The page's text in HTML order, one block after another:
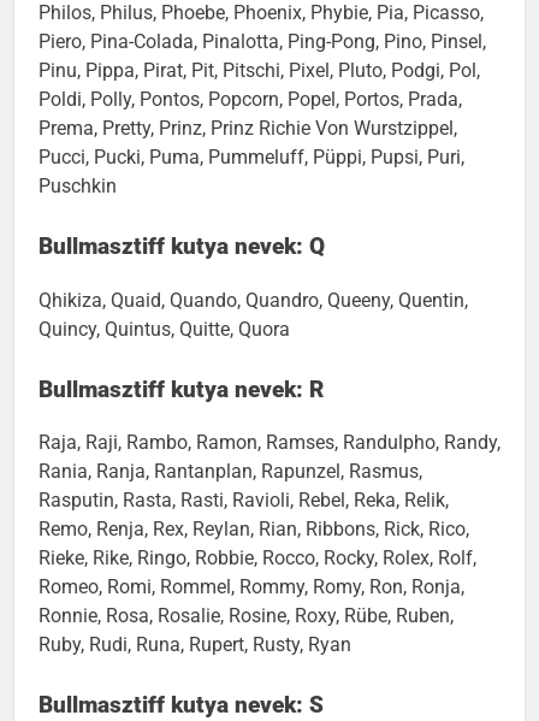
Philos, Philus, Phoebe, Phoenix, Phybie, Pia, Picasso,
Piero, Pina-Colada, Pinalotta, Ping-Pong, Pino, Pinsel,
Pinu, Pippa, Pirat, Pit, Pitschi, Pixel, Pluto, Podgi, Pol,
Poldi, Polly, Pontos, Popcorn, Popel, Portos, Prada,
Prema, Pretty, Prinz, Prinz Richie Von Wurstzippel,
Pucci, Pucki, Puma, Pummeluff, Püppi, Pupsi, Puri,
Puschkin
Bullmasztiff kutya nevek: Q
Qhikiza, Quaid, Quando, Quandro, Queeny, Quentin,
Quincy, Quintus, Quitte, Quora
Bullmasztiff kutya nevek: R
Raja, Raji, Rambo, Ramon, Ramses, Randulpho, Randy,
Rania, Ranja, Rantanplan, Rapunzel, Rasmus,
Rasputin, Rasta, Rasti, Ravioli, Rebel, Reka, Relik,
Remo, Renja, Rex, Reylan, Rian, Ribbons, Rick, Rico,
Rieke, Rike, Ringo, Robbie, Rocco, Rocky, Rolex, Rolf,
Romeo, Romi, Rommel, Rommy, Romy, Ron, Ronja,
Ronnie, Rosa, Rosalie, Rosine, Roxy, Rübe, Ruben,
Ruby, Rudi, Runa, Rupert, Rusty, Ryan
Bullmasztiff kutya nevek: S